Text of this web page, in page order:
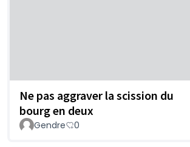
Ne pas aggraver la scission du
bourg en deux
Gendre 0